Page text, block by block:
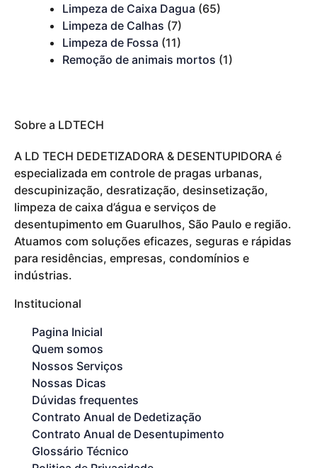
Limpeza de Caixa Dagua (65)
Limpeza de Calhas (7)
Limpeza de Fossa (11)
Remoção de animais mortos (1)
Sobre a LDTECH
A LD TECH DEDETIZADORA & DESENTUPIDORA é
especializada em controle de pragas urbanas,
descupinização, desratização, desinsetização,
limpeza de caixa d’água e serviços de
desentupimento em Guarulhos, São Paulo e região.
Atuamos com soluções eficazes, seguras e rápidas
para residências, empresas, condomínios e
indústrias.
Institucional
Pagina Inicial
Quem somos
Nossos Serviços
Nossas Dicas
Dúvidas frequentes
Contrato Anual de Dedetização
Contrato Anual de Desentupimento
Glossário Técnico